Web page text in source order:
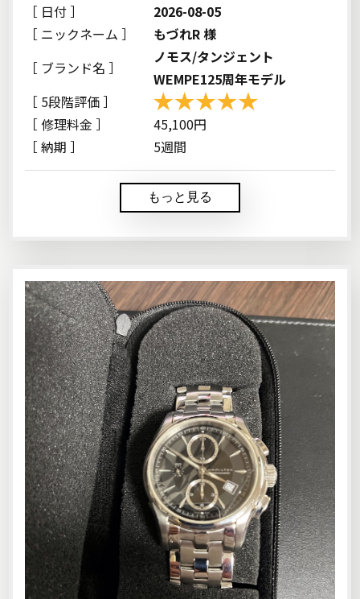
［ 日付 ］
2026-08-05
［ ニックネーム ］
もづれR 様
［ ブランド名 ］
ノモス/タンジェント
WEMPE125周年モデル
［ 5段階評価 ］
［ 修理料金 ］
45,100円
［ 納期 ］
5週間
もっと見る